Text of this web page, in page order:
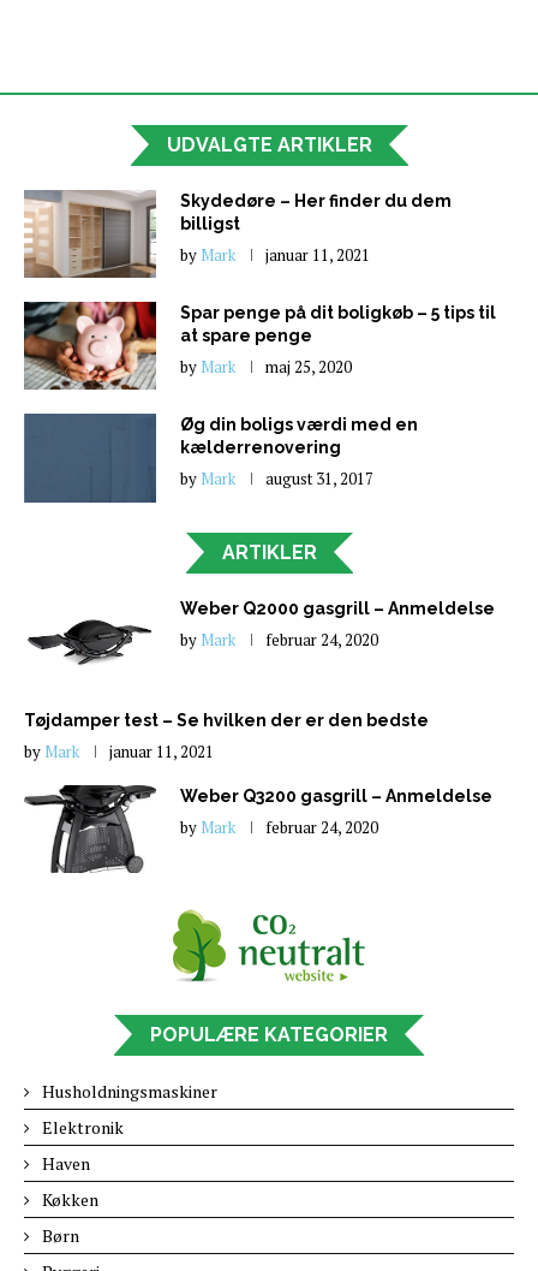
UDVALGTE ARTIKLER
Skydedøre – Her finder du dem
billigst
by Mark januar 11, 2021
Spar penge på dit boligkøb – 5 tips til
at spare penge
by Mark maj 25, 2020
Øg din boligs værdi med en
kælderrenovering
by Mark august 31, 2017
ARTIKLER
Weber Q2000 gasgrill – Anmeldelse
by Mark februar 24, 2020
Tøjdamper test – Se hvilken der er den bedste
by Mark januar 11, 2021
Weber Q3200 gasgrill – Anmeldelse
by Mark februar 24, 2020
POPULÆRE KATEGORIER
Husholdningsmaskiner
Elektronik
Haven
Køkken
Børn